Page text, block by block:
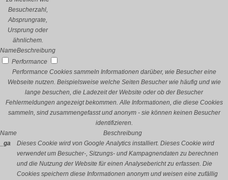
Besucherzahl,
Absprungrate,
Ursprung oder
ähnlichem.
NameBeschreibung
Performance
Performance Cookies sammeln Informationen darüber, wie Besucher eine
Webseite nutzen. Beispielsweise welche Seiten Besucher wie häufig und wie
lange besuchen, die Ladezeit der Website oder ob der Besucher
Fehlermeldungen angezeigt bekommen. Alle Informationen, die diese Cookies
sammeln, sind zusammengefasst und anonym - sie können keinen Besucher
identifizieren.
Name
Beschreibung
_ga
Dieses Cookie wird von Google Analytics installiert. Dieses Cookie wird
verwendet um Besucher-, Sitzungs- und Kampagnendaten zu berechnen
und die Nutzung der Website für einen Analysebericht zu erfassen. Die
Cookies speichern diese Informationen anonym und weisen eine zufällig